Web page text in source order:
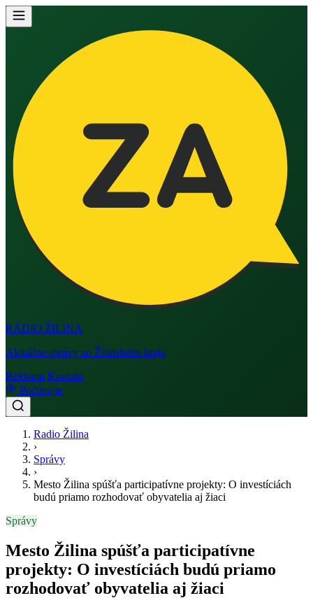
RÁDIO ŽILINA
Aktuálne správy zo Žilinského kraja
Reklama Kontakt
Počúvajte
Radio Žilina
›
Správy
›
Mesto Žilina spúšťa participatívne projekty: O investíciách
budú priamo rozhodovať obyvatelia aj žiaci
Správy
Mesto Žilina spúšťa participatívne
projekty: O investíciách budú priamo
rozhodovať obyvatelia aj žiaci